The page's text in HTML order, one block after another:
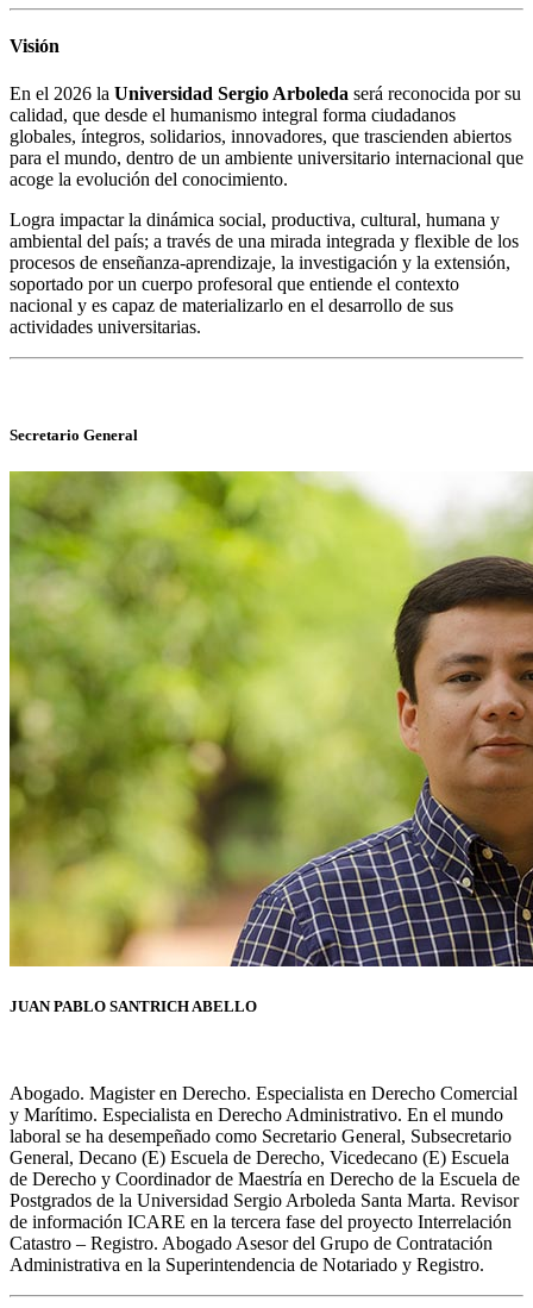
Visión
En el 2026 la Universidad Sergio Arboleda será reconocida por su
calidad, que desde el humanismo integral forma ciudadanos
globales, íntegros, solidarios, innovadores, que trascienden abiertos
para el mundo, dentro de un ambiente universitario internacional que
acoge la evolución del conocimiento.
Logra impactar la dinámica social, productiva, cultural, humana y
ambiental del país; a través de una mirada integrada y flexible de los
procesos de enseñanza-aprendizaje, la investigación y la extensión,
soportado por un cuerpo profesoral que entiende el contexto
nacional y es capaz de materializarlo en el desarrollo de sus
actividades universitarias.
Secretario General
JUAN PABLO SANTRICH ABELLO
Abogado. Magister en Derecho. Especialista en Derecho Comercial
y Marítimo. Especialista en Derecho Administrativo. En el mundo
laboral se ha desempeñado como Secretario General, Subsecretario
General, Decano (E) Escuela de Derecho, Vicedecano (E) Escuela
de Derecho y Coordinador de Maestría en Derecho de la Escuela de
Postgrados de la Universidad Sergio Arboleda Santa Marta. Revisor
de información ICARE en la tercera fase del proyecto Interrelación
Catastro – Registro. Abogado Asesor del Grupo de Contratación
Administrativa en la Superintendencia de Notariado y Registro.